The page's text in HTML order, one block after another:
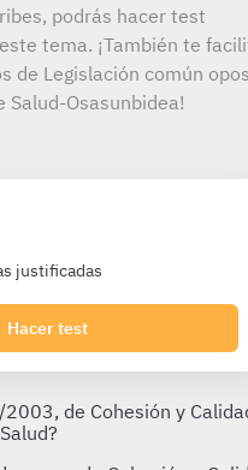
podrás hacer test
tema. ¡También te
de Legislación común
Salud-Osasunbidea!
justificadas
Hacer test